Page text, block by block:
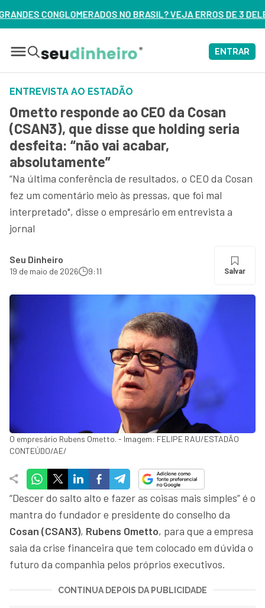
NO BRASIL? VEJA ERROS DE 3 DELES – ASSISTA AGORA
ENTRAR
ENTREVISTA AO ESTADÃO
Ometto responde ao CEO da Cosan
(CSAN3), que disse que holding seria
desfeita: “não vai acabar,
absolutamente”
“Na última conferência de resultados, o CEO da Cosan
fez um comentário meio às pressas, que foi mal
interpretado", disse o empresário em entrevista a
jornal
Seu Dinheiro
19 de maio de 2026 9:11 Salvar
O empresário Rubens Ometto. - Imagem: FELIPE RAU/ESTADÃO
CONTEÚDO/AE/
“Descer do salto alto e fazer as coisas mais simples” é o
mantra do fundador e presidente do conselho da
Cosan (CSAN3), Rubens Ometto, para que a empresa
saia da crise financeira que tem colocado em dúvida o
futuro da companhia pelos próprios executivos.
CONTINUA DEPOIS DA PUBLICIDADE